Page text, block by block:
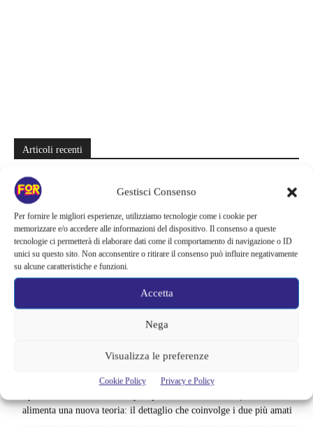
Gestisci Consenso
Per fornire le migliori esperienze, utilizziamo tecnologie come i cookie per
memorizzare e/o accedere alle informazioni del dispositivo. Il consenso a queste
tecnologie ci permetterà di elaborare dati come il comportamento di navigazione o ID
unici su questo sito. Non acconsentire o ritirare il consenso può influire negativamente
su alcune caratteristiche e funzioni.
Accetta
Nega
Visualizza le preferenze
Cookie Policy Privacy e Policy
Articoli recenti
Il creatore di Yellowstone firma un altro successo | La serie supera
Fallout e One Piece: il risultato è eccezionale
Ted Lasso cambia completamente squadra | La quarta stagione riparte
dal calcio femminile: perché è la scelta più coerente
Monster affronta il caso Lizzie Borden, Netflix svela data e prime
immagini: cosa anticipano sulla nuova stagione
Ready Player Two torna a dare segnali di vita | Zak Penn conferma il
lavoro sul sequel: cosa manca per far partire il film
Sky e NOW svelano le uscite di agosto 2026 | Serie, film e
alimenta una nuova teoria: il dettaglio che coinvolge i due più amati